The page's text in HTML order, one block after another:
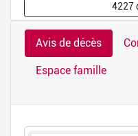
4227
Avis de décès
Espace famille